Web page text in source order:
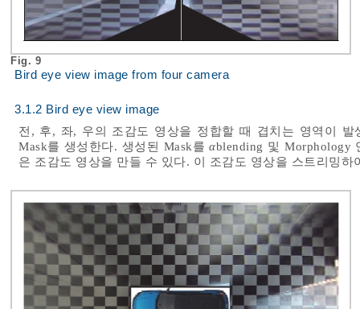
Fig. 9
Bird eye view image from four camera
3.1.2 Bird eye view image
전, 후, 좌, 우의 조감도 영상을 정합할 때 겹치는 영역이
Mask를 생성한다. 생성된 Mask를αblending 및 Morphology
은 조감도 영상을 만들 수 있다. 이 조감도 영상을 스트리밍